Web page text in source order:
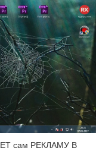
сам РЕКЛАМУ В